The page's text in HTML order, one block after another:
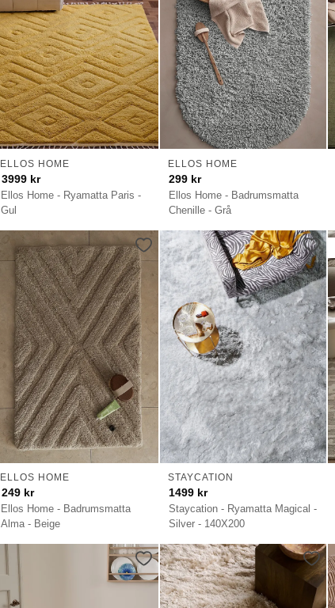
Ellos Home - Ryamatta Paris -
Gul
ELLOS HOME
3999 kr
Ellos Home - Badrumsmatta
Chenille - Grå
ELLOS HOME
299 kr
Ellos Home - Badrumsmatta
Alma - Beige
ELLOS HOME
249 kr
Staycation - Ryamatta Magical -
Silver - 140X200
STAYCATION
1499 kr